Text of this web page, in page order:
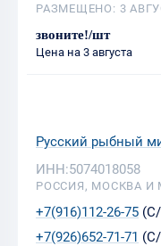
РАЗМЕЩЕНО: 3
звоните!/шт
Цена на 3 августа
Русский рыбный
ИНН:5074018058
РОССИЯ, МОСКВА И
+7(916)112-26-75
+7(926)652-71-71